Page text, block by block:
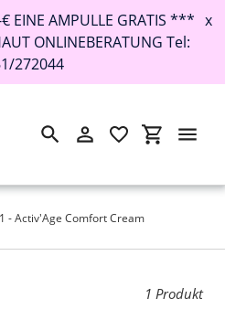
EINE AMPULLE GRATIS ***
ONLINEBERATUNG Tel:
272044
x
SuchenEinloggen
- Activ'Age Comfort Cream
1 Produkt